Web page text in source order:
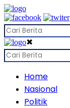
✖
Home
Nasional
Politik